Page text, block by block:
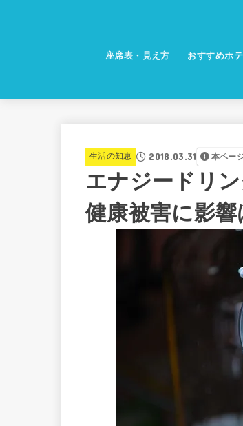
座席表・見え方 おすすめホ
生活の知恵 2018.03.31 本ペー
エナジードリ
健康被害に影響